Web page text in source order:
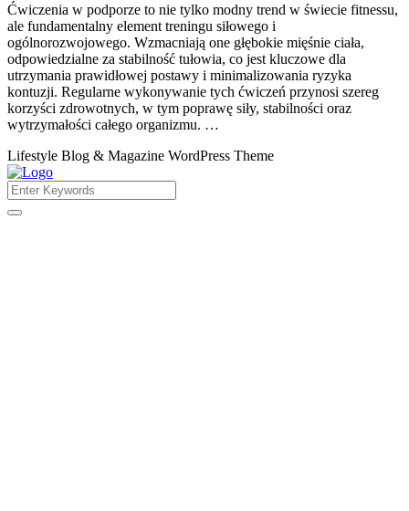
Ćwiczenia w podporze to nie tylko modny trend w świecie fitnessu,
ale fundamentalny element treningu siłowego i
ogólnorozwojowego. Wzmacniają one głębokie mięśnie ciała,
odpowiedzialne za stabilność tułowia, co jest kluczowe dla
utrzymania prawidłowej postawy i minimalizowania ryzyka
kontuzji. Regularne wykonywanie tych ćwiczeń przynosi szereg
korzyści zdrowotnych, w tym poprawę siły, stabilności oraz
wytrzymałości całego organizmu. …
Lifestyle Blog & Magazine WordPress Theme